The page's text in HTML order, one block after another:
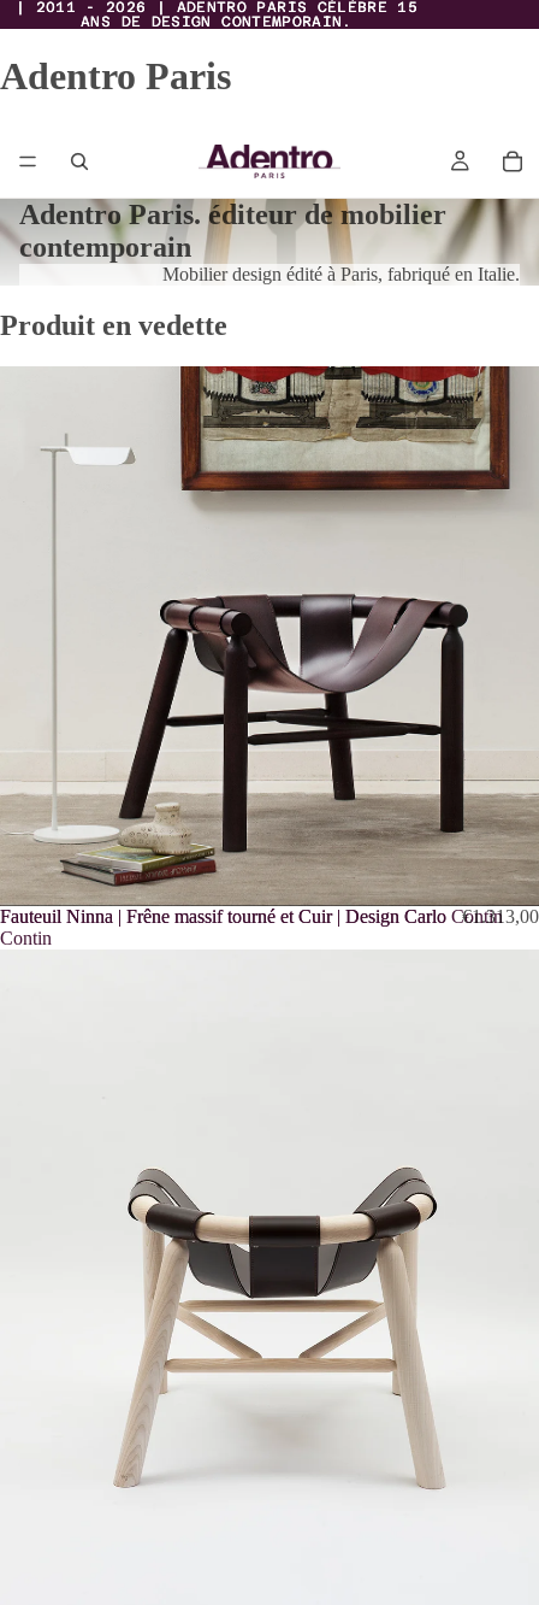
| 2011 - 2026 | ADENTRO PARIS CÉLÈBRE 15
ANS DE DESIGN CONTEMPORAIN.
| 2011 - 2026 | ADENTRO PARIS CÉLÈBRE 15
ANS DE DESIGN CONTEMPORAIN.
Adentro Paris
Adentro Paris. éditeur de mobilier
contemporain
Mobilier design édité à Paris, fabriqué en Italie.
Produit en vedette
Fauteuil Ninna | Frêne massif tourné et Cuir | Design Carlo Contin
Fauteuil Ninna | Frêne massif tourné et Cuir | Design Carlo
Contin
€1.313,00